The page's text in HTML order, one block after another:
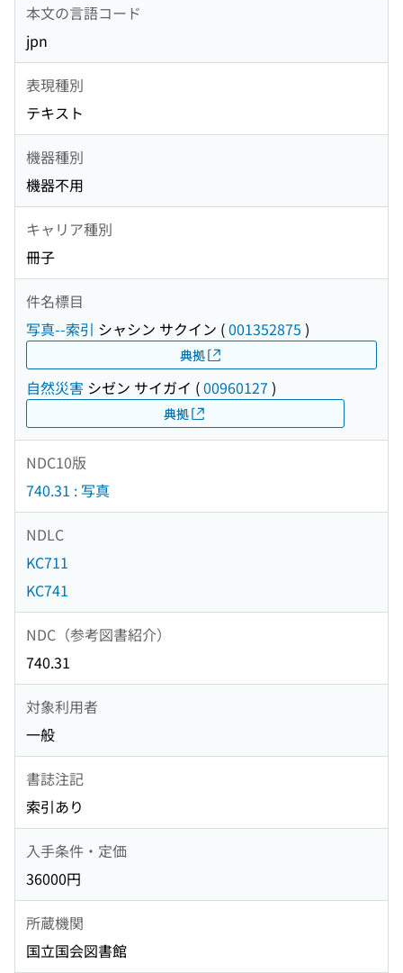
本文の言語コード
jpn
表現種別
テキスト
機器種別
機器不用
キャリア種別
冊子
件名標目
写真--索引 シャシン サクイン (001352875 )
典拠
自然災害 シゼン サイガイ (00960127 )
典拠
NDC10版
740.31 : 写真
NDLC
KC711
KC741
NDC（参考図書紹介）
740.31
対象利用者
一般
書誌注記
索引あり
入手条件・定価
36000円
所蔵機関
国立国会図書館